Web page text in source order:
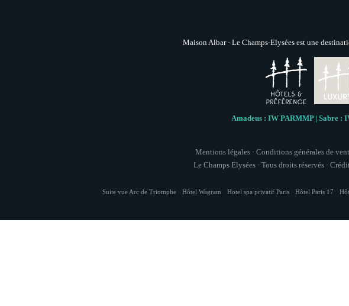
Maison Albar - Le Champs-Elysées est une
Amadeus : IW PARMMP | Sabre
Mentions légales ·Conditions générales de
Le Champs Elysées· Tous droits réservés ·
Suite vue Arc de Triomphe Hôtel Wagram Hotel spa privatif Paris Hôtel Paris 17